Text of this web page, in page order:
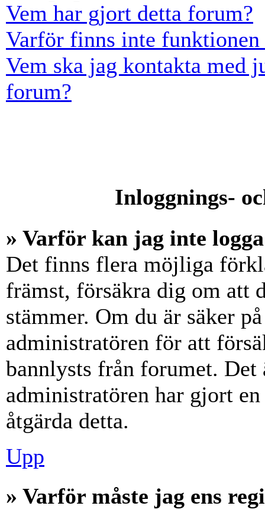
Vem har gjort detta forum?
Varför finns inte funktionen
Vem ska jag kontakta med
forum?
Inloggnings-
» Varför kan jag inte
Det finns flera möjliga
främst, försäkra dig om att
stämmer. Om du är säker
administratören för att
bannlysts från forumet.
administratören har gjort
åtgärda detta.
Upp
» Varför måste jag ens